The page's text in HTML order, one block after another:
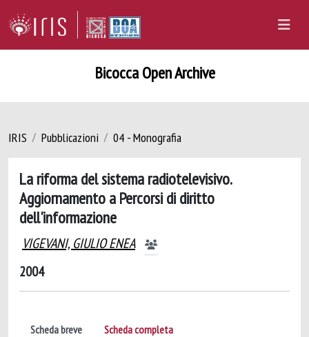
Bicocca Open Archive
IRIS Pubblicazioni 04 - Monografia
La riforma del sistema radiotelevisivo.
Aggiornamento a Percorsi di diritto
dell'informazione
VIGEVANI, GIULIO ENEA
2004
Scheda breve Scheda completa